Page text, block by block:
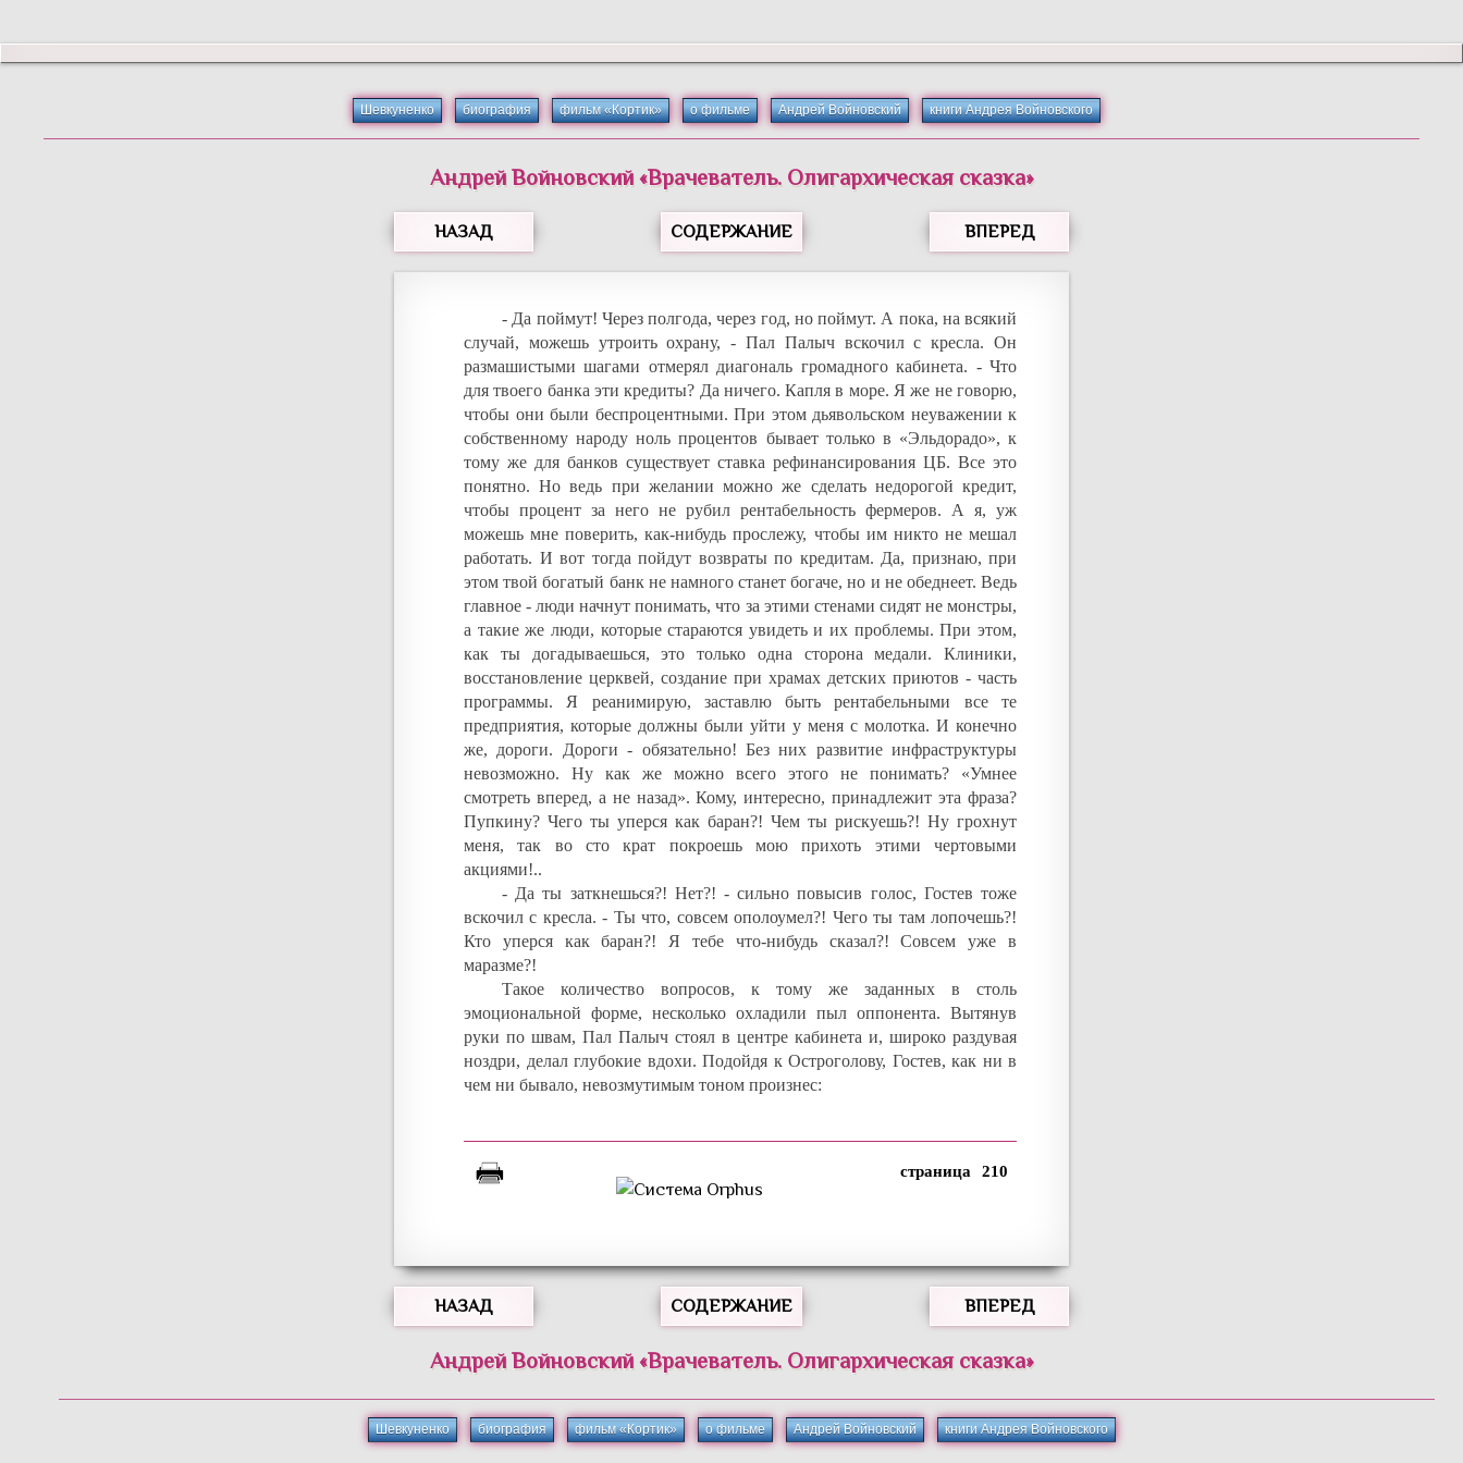
Шевкуненко биография фильм «Кортик» о фильме Андрей Войновский книги Андрея Войновского
Андрей Войновский«Врачеватель. Олигархическая сказка»
НАЗАД СОДЕРЖАНИЕ ВПЕРЕД
- Да поймут! Через полгода, через год, но поймут. А пока, на всякий
случай, можешь утроить охрану, - Пал Палыч вскочил с кресла. Он
размашистыми шагами отмерял диагональ громадного кабинета. - Что
для твоего банка эти кредиты? Да ничего. Капля в море. Я же не говорю,
чтобы они были беспроцентными. При этом дьявольском неуважении к
собственному народу ноль процентов бывает только в «Эльдорадо», к
тому же для банков существует ставка рефинансирования ЦБ. Все это
понятно. Но ведь при желании можно же сделать недорогой кредит,
чтобы процент за него не рубил рентабельность фермеров. А я, уж
можешь мне поверить, как-нибудь прослежу, чтобы им никто не мешал
работать. И вот тогда пойдут возвраты по кредитам. Да, признаю, при
этом твой богатый банк не намного станет богаче, но и не обеднеет. Ведь
главное - люди начнут понимать, что за этими стенами сидят не монстры,
а такие же люди, которые стараются увидеть и их проблемы. При этом,
как ты догадываешься, это только одна сторона медали. Клиники,
восстановление церквей, создание при храмах детских приютов - часть
программы. Я реанимирую, заставлю быть рентабельными все те
предприятия, которые должны были уйти у меня с молотка. И конечно
же, дороги. Дороги - обязательно! Без них развитие инфраструктуры
невозможно. Ну как же можно всего этого не понимать? «Умнее
смотреть вперед, а не назад». Кому, интересно, принадлежит эта фраза?
Пупкину? Чего ты уперся как баран?! Чем ты рискуешь?! Ну грохнут
меня, так во сто крат покроешь мою прихоть этими чертовыми
акциями!..
- Да ты заткнешься?! Нет?! - сильно повысив голос, Гостев тоже
вскочил с кресла. - Ты что, совсем ополоумел?! Чего ты там лопочешь?!
Кто уперся как баран?! Я тебе что-нибудь сказал?! Совсем уже в
маразме?!
Такое количество вопросов, к тому же заданных в столь
эмоциональной форме, несколько охладили пыл оппонента. Вытянув
руки по швам, Пал Палыч стоял в центре кабинета и, широко раздувая
ноздри, делал глубокие вдохи. Подойдя к Остроголову, Гостев, как ни в
чем ни бывало, невозмутимым тоном произнес:
210
НАЗАД СОДЕРЖАНИЕ ВПЕРЕД
Андрей Войновский«Врачеватель. Олигархическая сказка»
Шевкуненко биография фильм «Кортик» о фильме Андрей Войновский книги Андрея Войновского